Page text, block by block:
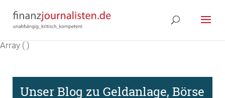
Array ( )
Unser Blog zu Geldanlage, Börse